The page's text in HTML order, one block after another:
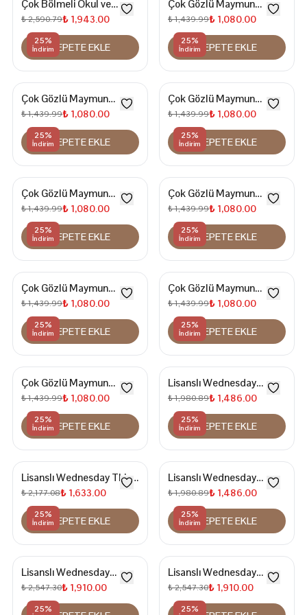
25%
İndirim
Çok Bölmeli Okul ve
Günlük Kullanım İçin 15.6
İnç Laptop Bölmeli Su
Geçirmez Sırt Çantası
₺ 2,590.79₺ 1,943.00
SEPETE EKLE
25%
İndirim
Çok Gözlü Maymun
Figürlü Kırınkıl Sırt Çantası
₺ 1,439.99₺ 1,080.00
SEPETE EKLE
25%
İndirim
Çok Gözlü Maymun
Figürlü Kırınkıl Sırt Çantası
₺ 1,439.99₺ 1,080.00
SEPETE EKLE
25%
İndirim
Çok Gözlü Maymun
Figürlü Kırınkıl Sırt Çantası
₺ 1,439.99₺ 1,080.00
SEPETE EKLE
25%
İndirim
Çok Gözlü Maymun
Figürlü Kırınkıl Sırt Çantası
₺ 1,439.99₺ 1,080.00
SEPETE EKLE
25%
İndirim
Çok Gözlü Maymun
Figürlü Kırınkıl Sırt Çantası
₺ 1,439.99₺ 1,080.00
SEPETE EKLE
25%
İndirim
Çok Gözlü Maymun
Figürlü Kırınkıl Sırt Çantası
₺ 1,439.99₺ 1,080.00
SEPETE EKLE
25%
İndirim
Çok Gözlü Maymun
Figürlü Kırınkıl Sırt Çantası
₺ 1,439.99₺ 1,080.00
SEPETE EKLE
25%
İndirim
Çok Gözlü Maymun
Figürlü Kırınkıl Sırt Çantası
₺ 1,439.99₺ 1,080.00
SEPETE EKLE
25%
İndirim
Lisanslı Wednesday
İlkokul Sırt Çantası
₺ 1,980.89₺ 1,486.00
SEPETE EKLE
25%
İndirim
Lisanslı Wednesday Thing
Temalı İlkokul Sırt Çantası
₺ 2,177.08₺ 1,633.00
SEPETE EKLE
25%
İndirim
Lisanslı Wednesday
Temalı İlkokul Çantası
₺ 1,980.89₺ 1,486.00
SEPETE EKLE
25%
Lisanslı Wednesday
Temalı İlkokul Sırt Çantası
₺ 2,547.30₺ 1,910.00
25%
Lisanslı Wednesday
Temalı İlkokul Sırt Çantası
₺ 2,547.30₺ 1,910.00